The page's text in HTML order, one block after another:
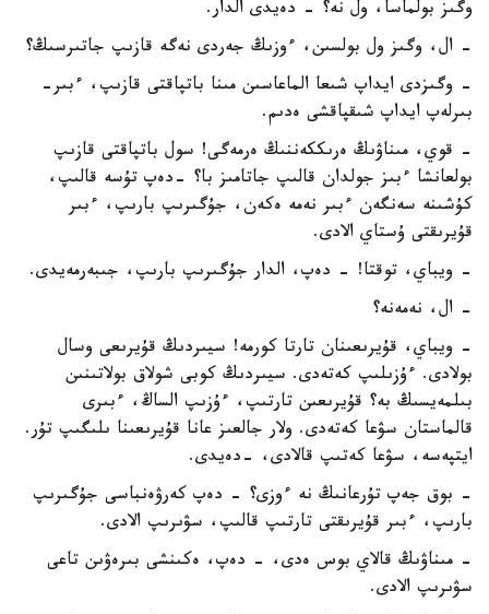
وگىز بولماسا، ول نە؟ - دەيدى الدار.
- ال، وگىز ول بولسىن، ءوزىڭ جەردى نەگە قازىپ جاتىرسىڭ؟
- وگىزدى ايداپ شىعا الماعاسىن مىنا باتپاقتى قازىپ، ءبىر-
بىرلەپ ايداپ شىقپاقشى ەدىم.
- قوي، مىناۋىڭ ەرىككەننىڭ ەرمەگى! سول باتپاقتى قازىپ
بولعانشا ءبىز جولدان قالىپ جاتامىز با؟ -دەپ تۇسە قالىپ،
كۇشىنە سەنگەن ءبىر نەمە ەكەن، جۇگىرىپ بارىپ، ءبىر
قۇيرىقتى ۇستاي الادى.
- ويباي، توقتا! - دەپ، الدار جۇگىرىپ بارىپ، جىبەرمەيدى.
- ال، نەمەنە؟
- ويباي، قۇيرىعىنان تارتا كورمە! سيىردىڭ قۇيرىعى وسال
بولادى. ءۇزىلىپ كەتەدى. سيىردىڭ كوبى شولاق بولاتىنىن
بىلمەيسىڭ بە؟ قۇيرىعىن تارتىپ، ءۇزىپ الساڭ، ءبىرى
قالماستان سۋعا كەتەدى. ولار جالعىز عانا قۇيرىعىنا ىلىگىپ تۇر.
ايتپەسە، سۋعا كەتىپ قالادى، -دەيدى.
- بوق جەپ تۇرعانىڭ نە ءوزى؟ - دەپ كەرۋەنباسى جۇگىرىپ
بارىپ، ءبىر قۇيرىقتى تارتىپ قالىپ، سۋىرىپ الادى.
- مىناۋىڭ قالاي بوس ەدى، - دەپ، ەكىنشى بىرەۋىن تاعى
سۋىرىپ الادى.